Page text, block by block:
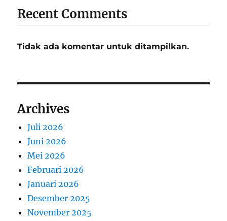
Recent Comments
Tidak ada komentar untuk ditampilkan.
Archives
Juli 2026
Juni 2026
Mei 2026
Februari 2026
Januari 2026
Desember 2025
November 2025